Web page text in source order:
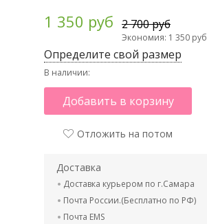
1 350 руб 2 700 руб
Экономия: 1 350 руб
Определите свой размер
В наличии:
Добавить в корзину
Отложить на потом
Доставка
Доставка курьером по г.Самара
Почта России.(Бесплатно по РФ)
Почта EMS